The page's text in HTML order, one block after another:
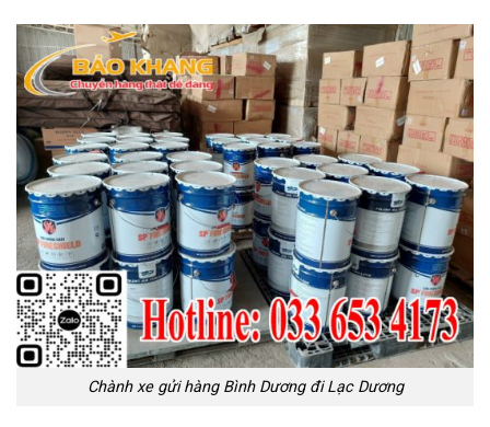
Chành xe gửi hàng Bình Dương đi Lạc Dương